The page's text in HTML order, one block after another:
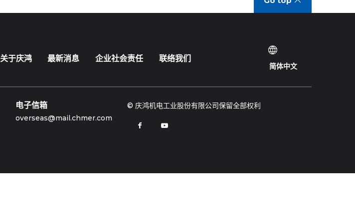
关于庆鸿 最新消息 企业社会责任 联络我们
简体中文
电子信箱
overseas@mail.chmer.com
© 庆鸿机电工业股份有限公司保留全部权利